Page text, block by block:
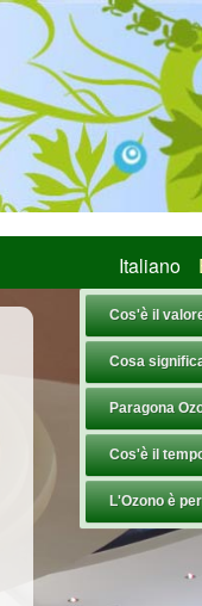
Italiano
Cos'è il
Cosa
Paragona
Cos'è il
L'Ozono è